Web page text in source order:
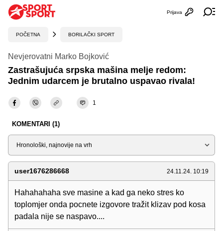
Otvori
Prijava
POČETNA BORILAČKI SPORT
Nevjerovatni Marko Bojković
Zastrašujuća srpska mašina melje redom:
Jednim udarcem je brutalno uspavao rivala!
1
KOMENTARI (1)
Sortiraj
user1676286668 24.11.24. 10:19
Hahahahaha sve masine a kad ga neko stres ko
toplomjer onda pocnete izgovore tražit klizav pod kosa
padala nije se naspavo....